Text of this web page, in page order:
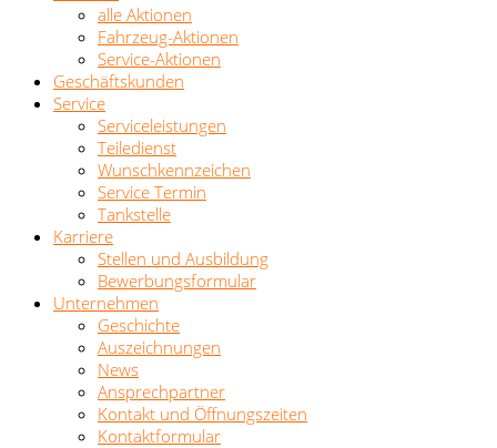
alle Aktionen
Fahrzeug-Aktionen
Service-Aktionen
Geschäftskunden
Service
Serviceleistungen
Teiledienst
Wunschkennzeichen
Service Termin
Tankstelle
Karriere
Stellen und Ausbildung
Bewerbungsformular
Unternehmen
Geschichte
Auszeichnungen
News
Ansprechpartner
Kontakt und Öffnungszeiten
Kontaktformular